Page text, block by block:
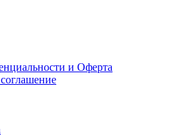
и Оферта